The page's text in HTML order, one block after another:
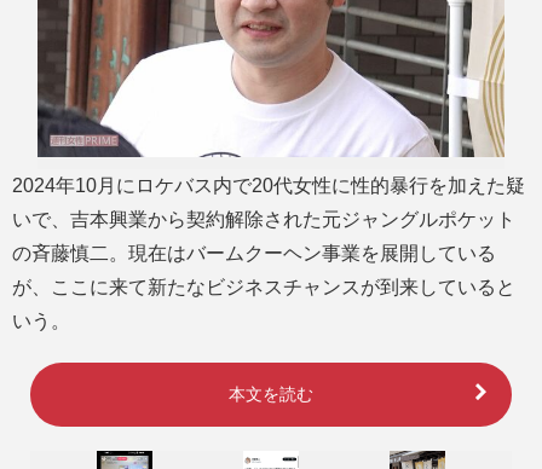
2024年10月にロケバス内で20代女性に性的暴行を加えた疑
いで、吉本興業から契約解除された元ジャングルポケット
の斉藤慎二。現在はバームクーヘン事業を展開している
が、ここに来て新たなビジネスチャンスが到来していると
いう。
本文を読む